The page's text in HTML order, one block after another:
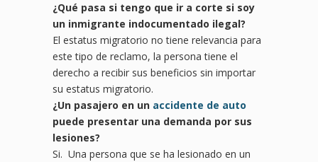
¿Qué pasa si tengo que ir a corte si soy
un inmigrante indocumentado ilegal?
El estatus migratorio no tiene relevancia para
este tipo de reclamo, la persona tiene el
derecho a recibir sus beneficios sin importar
su estatus migratorio.
¿Un pasajero en un accidente de auto
puede presentar una demanda por sus
lesiones?
Si. Una persona que se ha lesionado en un